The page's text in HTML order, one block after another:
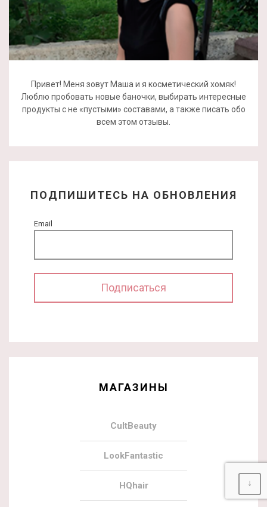
Привет! Меня зовут Маша и я косметический хомяк!
Люблю пробовать новые баночки, выбирать интересные
продукты с не «пустыми» составами, а также писать обо
всем этом отзывы.
ПОДПИШИТЕСЬ НА ОБНОВЛЕНИЯ
Email
МАГАЗИНЫ
CultBeauty
LookFantastic
HQhair ↓